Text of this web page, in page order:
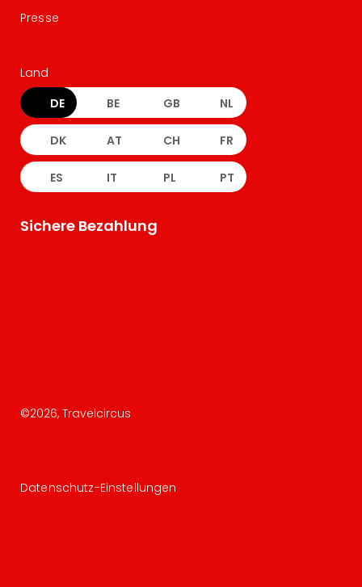
Presse
Land
DE BE GB NL
DK AT CH FR
ES IT PL PT
Sichere Bezahlung
©2026, Travelcircus
Datenschutz-Einstellungen